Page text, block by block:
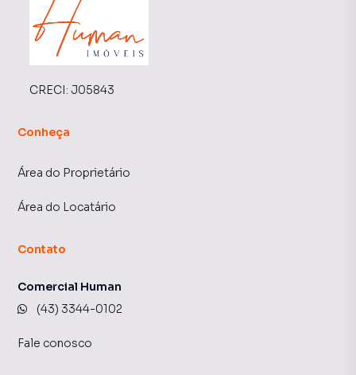
CRECI: J05843
Conheça
Área do Proprietário
Área do Locatário
Contato
Comercial Human
(43) 3344-0102
Fale conosco